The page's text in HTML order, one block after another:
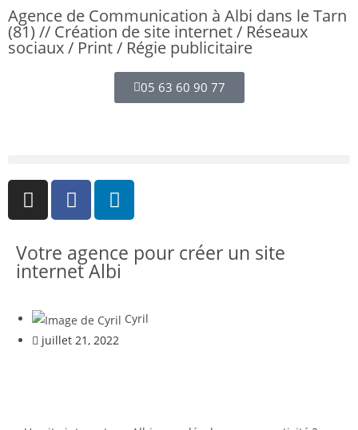
Agence de Communication à Albi dans le Tarn
(81) // Création de site internet / Réseaux
sociaux / Print / Régie publicitaire
05 63 60 90 77
Votre agence pour créer un site
internet Albi
Cyril
juillet 21, 2022